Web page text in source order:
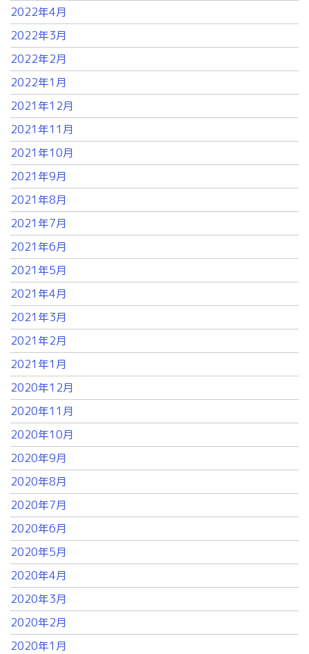
2022年4月
2022年3月
2022年2月
2022年1月
2021年12月
2021年11月
2021年10月
2021年9月
2021年8月
2021年7月
2021年6月
2021年5月
2021年4月
2021年3月
2021年2月
2021年1月
2020年12月
2020年11月
2020年10月
2020年9月
2020年8月
2020年7月
2020年6月
2020年5月
2020年4月
2020年3月
2020年2月
2020年1月